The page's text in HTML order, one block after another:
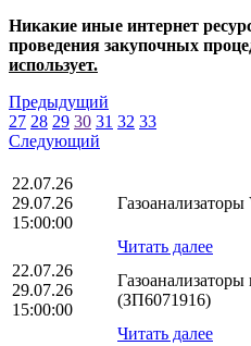
Никакие иные интернет
проведения закупочных
использует.
Предыдущий
27 28 29 30 31 32 33
Следующий
22.07.26
29.07.26
15:00:00
Читать далее
22.07.26
29.07.26
15:00:00
(ЗП6071916)
Читать далее